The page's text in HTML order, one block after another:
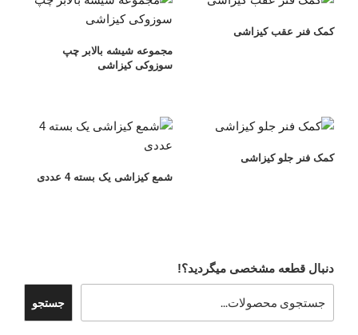
کمک فنر عقب کیزاشی
مجموعه شیشه بالابر چپ
سوزوکی کیزاشی
کمک فنر جلو کیزاشی
شمع کیزاشی یک بسته 4 عددی
دنبال قطعه مشخصی میگردید؟!
جستجو